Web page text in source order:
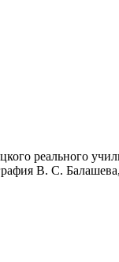
реального
В. С.